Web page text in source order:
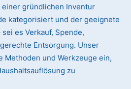
einer gründlichen Inventur
kategorisiert und der geeignete
es Verkauf, Spende,
Entsorgung. Unser
Methoden und Werkzeuge ein,
zu